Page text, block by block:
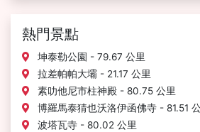
熱門景點
坤泰勒公園 - 79.67 公里
拉差帕帕大壩 - 21.17 公里
素叻他尼市柱神殿 - 80.75 公里
博羅馬泰猜也沃洛伊函佛寺 - 81.51
波塔瓦寺 - 80.02 公里